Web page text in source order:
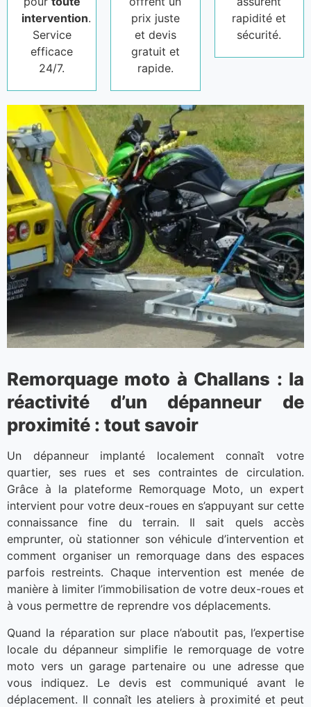
intervention.
Service
efficace
24/7.
prix juste
et devis
gratuit et
rapide.
rapidité et
sécurité.
Remorquage moto à Challans : la
réactivité d’un dépanneur de
proximité : tout savoir
Un dépanneur implanté localement connaît votre
quartier, ses rues et ses contraintes de circulation.
Grâce à la plateforme Remorquage Moto, un expert
intervient pour votre deux-roues en s’appuyant sur cette
connaissance fine du terrain. Il sait quels accès
emprunter, où stationner son véhicule d’intervention et
comment organiser un remorquage dans des espaces
parfois restreints. Chaque intervention est menée de
manière à limiter l’immobilisation de votre deux-roues et
à vous permettre de reprendre vos déplacements.
Quand la réparation sur place n’aboutit pas, l’expertise
locale du dépanneur simplifie le remorquage de votre
moto vers un garage partenaire ou une adresse que
vous indiquez. Le devis est communiqué avant le
déplacement. Il connaît les ateliers à proximité et peut